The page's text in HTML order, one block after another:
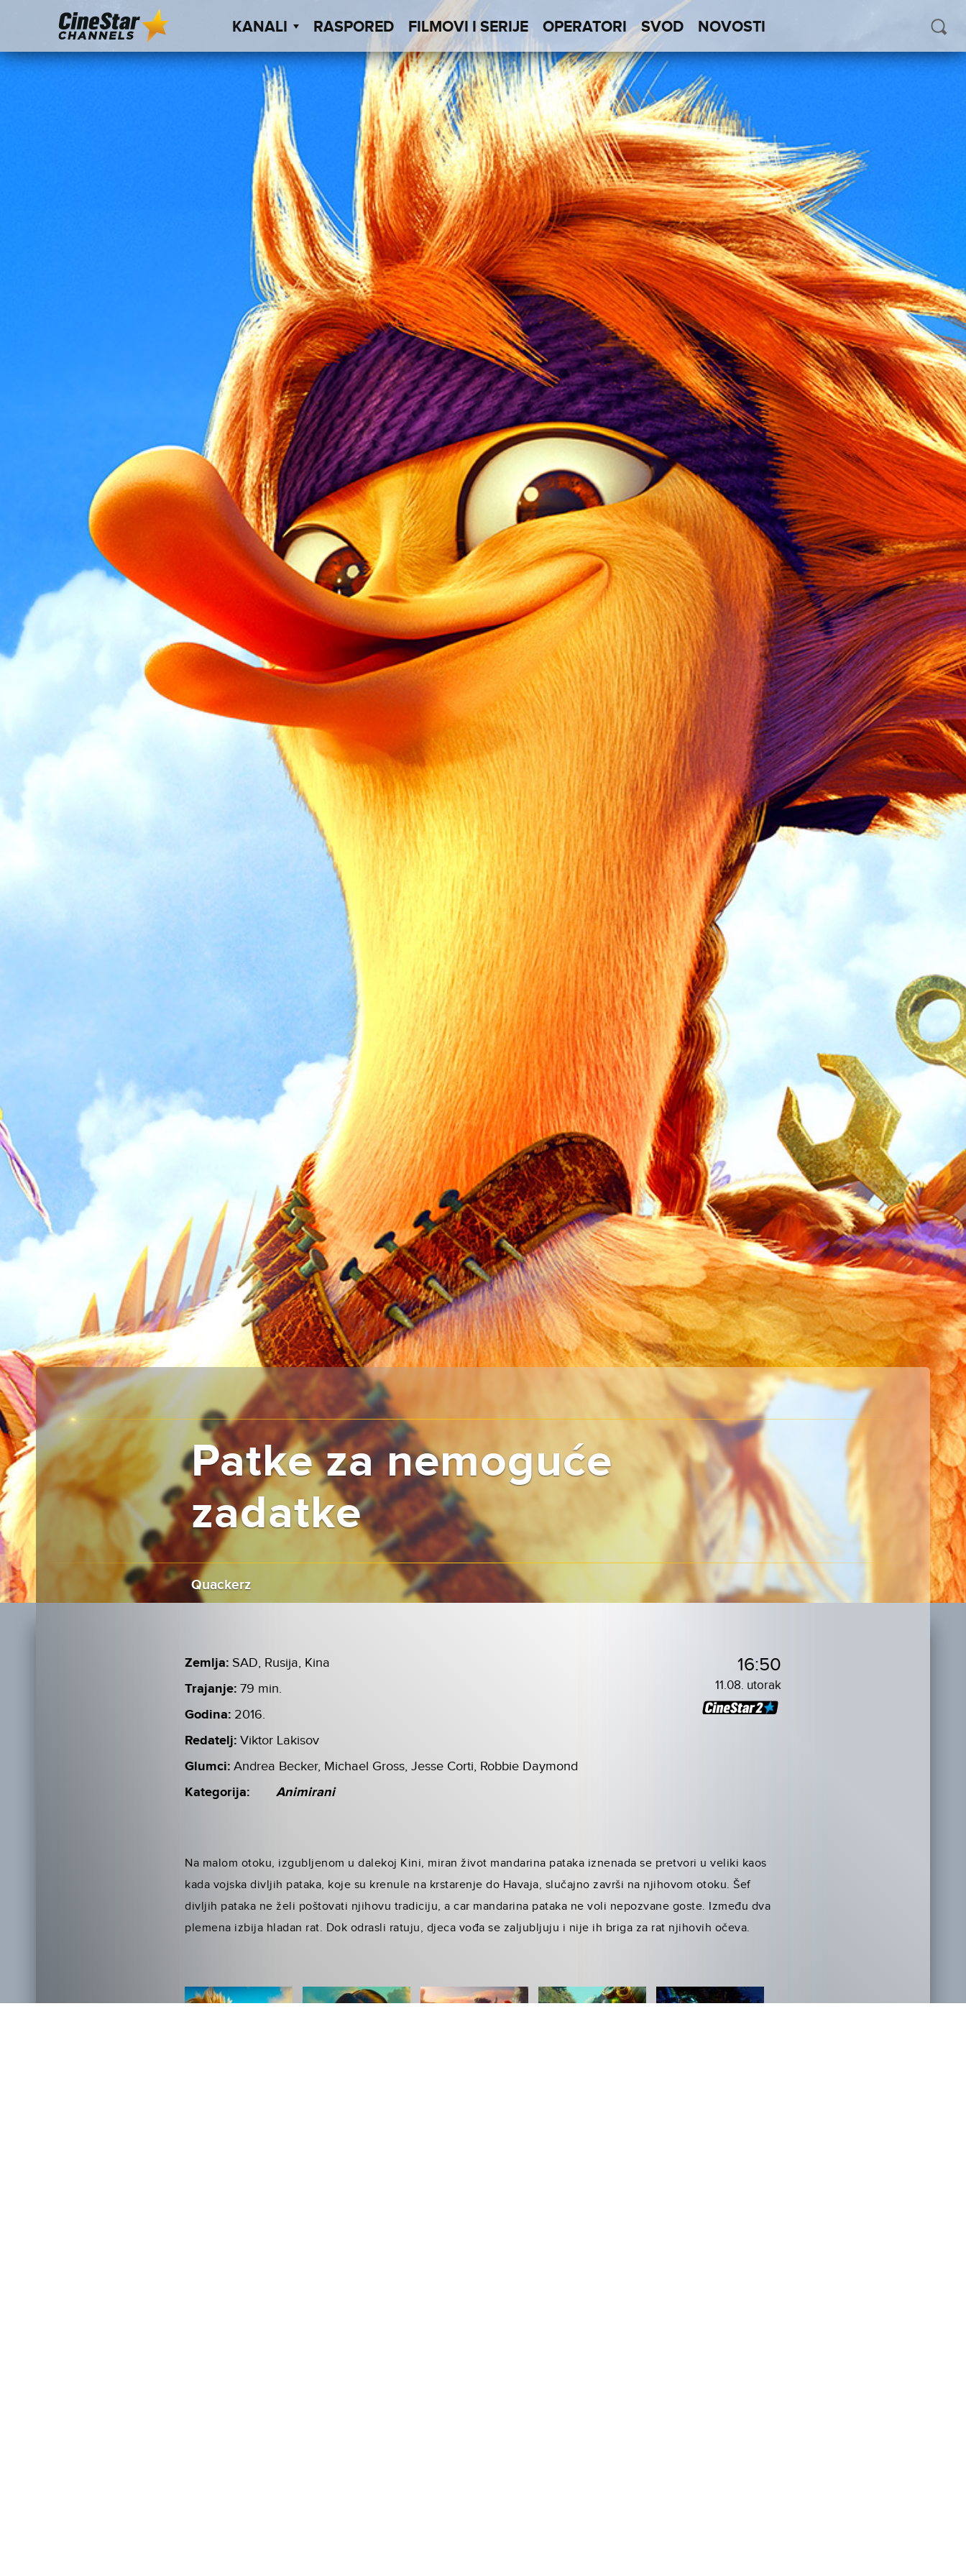
KANALI RASPORED FILMOVI I SERIJE OPERATORI SVOD NOVOSTI
Patke za nemoguće
zadatke
Quackerz
Zemlja: SAD, Rusija, Kina
Trajanje: 79 min.
Godina: 2016.
Redatelj: Viktor Lakisov
Glumci: Andrea Becker, Michael Gross, Jesse Corti, Robbie Daymond
Kategorija: Animirani
16:50
11.08. utorak
Na malom otoku, izgubljenom u dalekoj Kini, miran život mandarina pataka iznenada se pretvori u veliki kaos
kada vojska divljih pataka, koje su krenule na krstarenje do Havaja, slučajno završi na njihovom otoku. Šef
divljih pataka ne želi poštovati njihovu tradiciju, a car mandarina pataka ne voli nepozvane goste. Između dva
plemena izbija hladan rat. Dok odrasli ratuju, djeca vođa se zaljubljuju i nije ih briga za rat njihovih očeva.